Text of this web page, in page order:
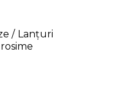
Lanțuri